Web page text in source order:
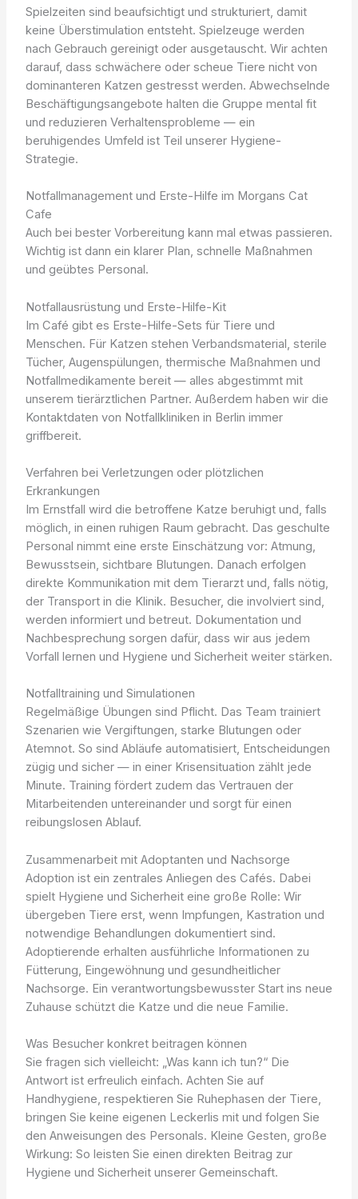
Spielzeiten sind beaufsichtigt und strukturiert, damit
keine Überstimulation entsteht. Spielzeuge werden
nach Gebrauch gereinigt oder ausgetauscht. Wir achten
darauf, dass schwächere oder scheue Tiere nicht von
dominanteren Katzen gestresst werden. Abwechselnde
Beschäftigungsangebote halten die Gruppe mental fit
und reduzieren Verhaltensprobleme — ein
beruhigendes Umfeld ist Teil unserer Hygiene-
Strategie.
Notfallmanagement und Erste-Hilfe im Morgans Cat
Cafe
Auch bei bester Vorbereitung kann mal etwas passieren.
Wichtig ist dann ein klarer Plan, schnelle Maßnahmen
und geübtes Personal.
Notfallausrüstung und Erste-Hilfe-Kit
Im Café gibt es Erste-Hilfe-Sets für Tiere und
Menschen. Für Katzen stehen Verbandsmaterial, sterile
Tücher, Augenspülungen, thermische Maßnahmen und
Notfallmedikamente bereit — alles abgestimmt mit
unserem tierärztlichen Partner. Außerdem haben wir die
Kontaktdaten von Notfallkliniken in Berlin immer
griffbereit.
Verfahren bei Verletzungen oder plötzlichen
Erkrankungen
Im Ernstfall wird die betroffene Katze beruhigt und, falls
möglich, in einen ruhigen Raum gebracht. Das geschulte
Personal nimmt eine erste Einschätzung vor: Atmung,
Bewusstsein, sichtbare Blutungen. Danach erfolgen
direkte Kommunikation mit dem Tierarzt und, falls nötig,
der Transport in die Klinik. Besucher, die involviert sind,
werden informiert und betreut. Dokumentation und
Nachbesprechung sorgen dafür, dass wir aus jedem
Vorfall lernen und Hygiene und Sicherheit weiter stärken.
Notfalltraining und Simulationen
Regelmäßige Übungen sind Pflicht. Das Team trainiert
Szenarien wie Vergiftungen, starke Blutungen oder
Atemnot. So sind Abläufe automatisiert, Entscheidungen
zügig und sicher — in einer Krisensituation zählt jede
Minute. Training fördert zudem das Vertrauen der
Mitarbeitenden untereinander und sorgt für einen
reibungslosen Ablauf.
Zusammenarbeit mit Adoptanten und Nachsorge
Adoption ist ein zentrales Anliegen des Cafés. Dabei
spielt Hygiene und Sicherheit eine große Rolle: Wir
übergeben Tiere erst, wenn Impfungen, Kastration und
notwendige Behandlungen dokumentiert sind.
Adoptierende erhalten ausführliche Informationen zu
Fütterung, Eingewöhnung und gesundheitlicher
Nachsorge. Ein verantwortungsbewusster Start ins neue
Zuhause schützt die Katze und die neue Familie.
Was Besucher konkret beitragen können
Sie fragen sich vielleicht: „Was kann ich tun?“ Die
Antwort ist erfreulich einfach. Achten Sie auf
Handhygiene, respektieren Sie Ruhephasen der Tiere,
bringen Sie keine eigenen Leckerlis mit und folgen Sie
den Anweisungen des Personals. Kleine Gesten, große
Wirkung: So leisten Sie einen direkten Beitrag zur
Hygiene und Sicherheit unserer Gemeinschaft.